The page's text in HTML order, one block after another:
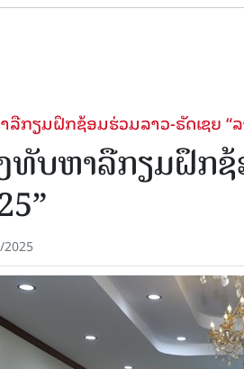
ກຽມຝຶກຊ້ອມຮ່ວມລາວ-ຣັດເຊຍ “ລ
ທັບຫາລືກຽມຝຶກຊ້
2025